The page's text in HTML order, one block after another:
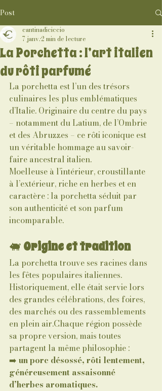
Post
La Porchetta : l’art italien
du rôti parfumé
cantinadiciccio
7 janv.2 min de lecture
La porchetta est l’un des trésors
culinaires les plus emblématiques
d’Italie. Originaire du centre du pays
– notamment du Latium, de l’Ombrie
et des Abruzzes – ce rôti iconique est
un véritable hommage au savoir-
faire ancestral italien.
Moelleuse à l’intérieur, croustillante
à l’extérieur, riche en herbes et en
caractère : la porchetta séduit par
son authenticité et son parfum
incomparable.
🐖 Origine et tradition
La porchetta trouve ses racines dans
les fêtes populaires italiennes.
Historiquement, elle était servie lors
des grandes célébrations, des foires,
des marchés ou des rassemblements
en plein air.Chaque région possède
sa propre version, mais toutes
partagent la même philosophie :
➡️ un porc désossé, rôti lentement,
généreusement assaisonné
d’herbes aromatiques.